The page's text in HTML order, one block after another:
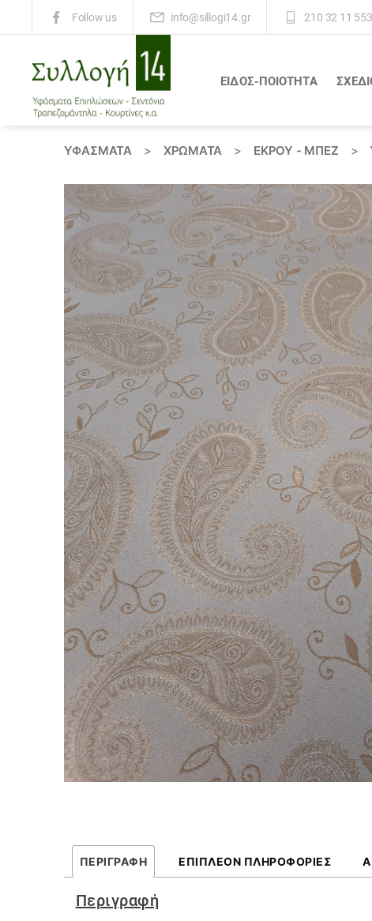
Follow us info@sillogi14.gr 210 32 11 553
ΕΙΔΟΣ-ΠΟΙΟΤΗΤΑ
ΥΦΆΣΜΑΤΑ > ΧΡΏΜΑΤΑ > ΕΚΡΟΥ - ΜΠΕΖ >
ΠΕΡΙΓΡΑΦΉ ΕΠΙΠΛΈΟΝ ΠΛΗΡΟΦΟΡΊΕΣ
Περιγραφή